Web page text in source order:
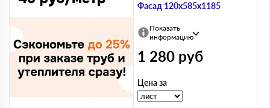
Фасад 120х585х1185
Показать
информацию
1 280 руб
Цена за